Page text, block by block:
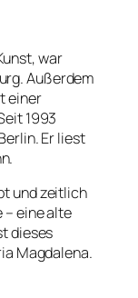
war
Außerdem
einer
1993
Er liest
und zeitlich
– eine alte
dieses
Magdalena.